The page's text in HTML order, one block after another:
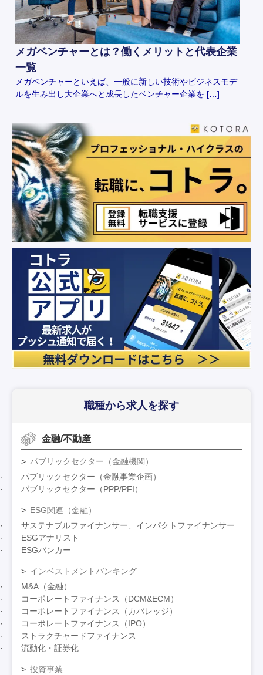
メガベンチャーとは？働くメリットと代表企業
一覧
メガベンチャーといえば、一般に新しい技術やビジネスモデ
ルを生み出し大企業へと成長したベンチャー企業を […]
職種から求人を探す
金融/不動産
パブリックセクター（金融機関）
パブリックセクター（金融事業企画）
パブリックセクター（PPP/PFI）
ESG関連（金融）
サステナブルファイナンサー、インパクトファイナンサー
ESGアナリスト
ESGバンカー
インベストメントバンキング
M&A（金融）
コーポレートファイナンス（DCM&ECM）
コーポレートファイナンス（カバレッジ）
コーポレートファイナンス（IPO）
ストラクチャードファイナンス
流動化・証券化
投資事業